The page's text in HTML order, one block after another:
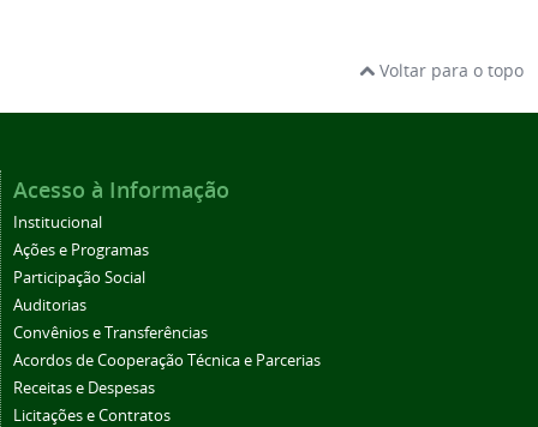
Voltar para o topo
Acesso à Informação
Institucional
Ações e Programas
Participação Social
Auditorias
Convênios e Transferências
Acordos de Cooperação Técnica e Parcerias
Receitas e Despesas
Licitações e Contratos